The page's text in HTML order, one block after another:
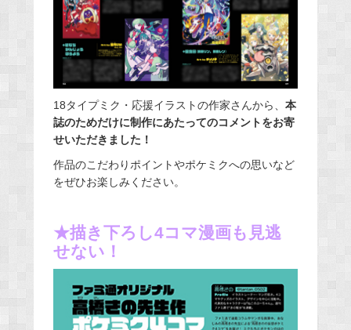
18タイプミク・応援イラストの作家さんから、 本
誌のためだけに制作にあたってのコメントをお寄
せいただきました！
作品のこだわりポイントやポケミクへの思いなど
をぜひお楽しみください。
★描き下ろし4コマ漫画も見逃
せない！